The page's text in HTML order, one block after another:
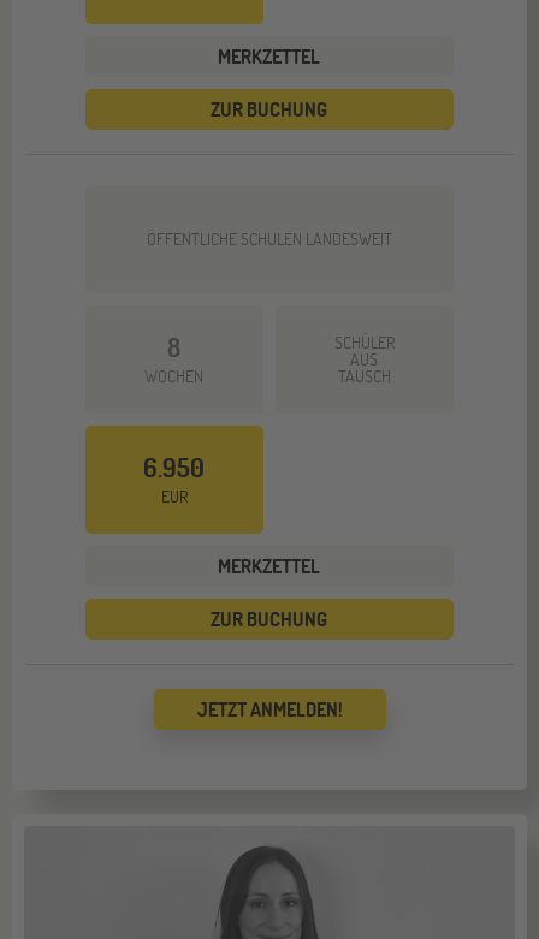
MERKZETTEL
ZUR BUCHUNG
ÖFFENTLICHE SCHULEN LANDESWEIT
8
WOCHEN
SCHÜLER
AUS
TAUSCH
6.950
EUR
MERKZETTEL
ZUR BUCHUNG
JETZT ANMELDEN!